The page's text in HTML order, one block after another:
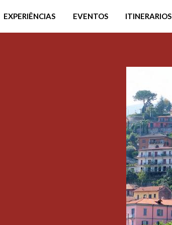
EXPERIÊNCIAS EVENTOS ITINERARIOS